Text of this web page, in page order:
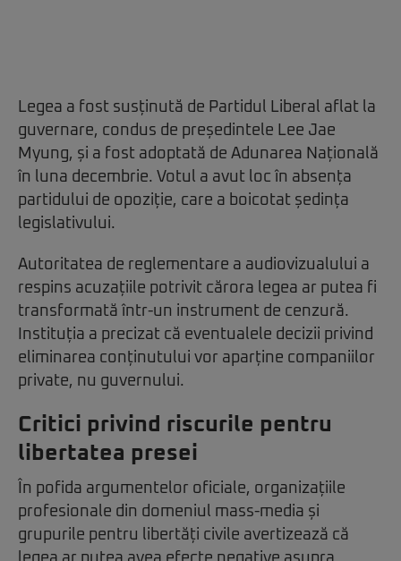
Legea a fost susținută de Partidul Liberal aflat la
guvernare, condus de președintele Lee Jae
Myung, și a fost adoptată de Adunarea Națională
în luna decembrie. Votul a avut loc în absența
partidului de opoziție, care a boicotat ședința
legislativului.
Autoritatea de reglementare a audiovizualului a
respins acuzațiile potrivit cărora legea ar putea fi
transformată într-un instrument de cenzură.
Instituția a precizat că eventualele decizii privind
eliminarea conținutului vor aparține companiilor
private, nu guvernului.
Critici privind riscurile pentru
libertatea presei
În pofida argumentelor oficiale, organizațiile
profesionale din domeniul mass-media și
grupurile pentru libertăți civile avertizează că